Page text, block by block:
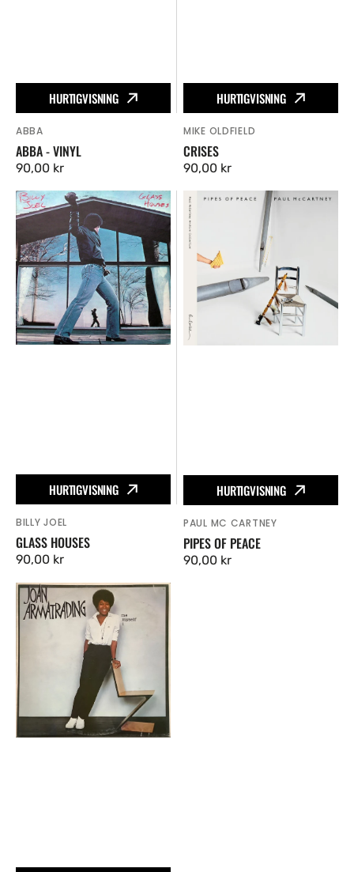
HURTIGVISNING
Vendor:
ABBA
ABBA - VINYL
Ordinær
pris
90,00 kr
HURTIGVISNING
Vendor:
MIKE OLDFIELD
CRISES
Ordinær
pris
90,00 kr
Glass
Houses
HURTIGVISNING
Vendor:
BILLY JOEL
GLASS HOUSES
Ordinær
90,00 kr
Pipes
Of
Peace
HURTIGVISNING
Vendor:
PAUL MC CARTNEY
PIPES OF PEACE
Ordinær
90,00 kr
Me
Myself
Vinyl